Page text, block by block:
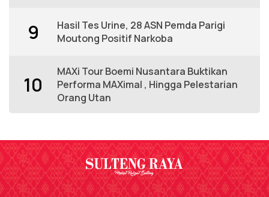
9
Hasil Tes Urine, 28 ASN Pemda Parigi
Moutong Positif Narkoba
10
MAXi Tour Boemi Nusantara Buktikan
Performa MAXimal , Hingga Pelestarian
Orang Utan